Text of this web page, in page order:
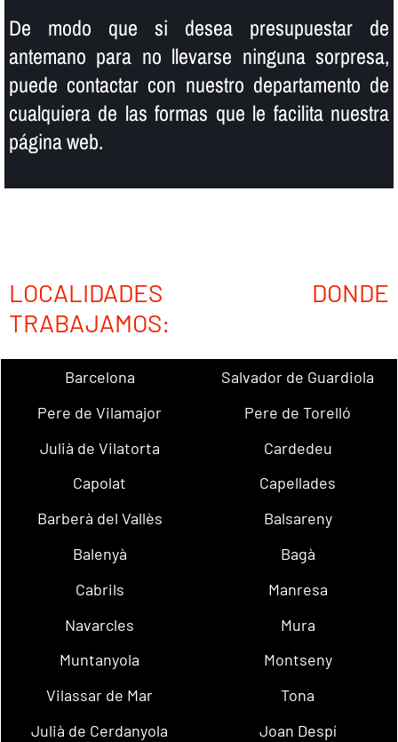
De modo que si desea presupuestar de
antemano para no llevarse ninguna sorpresa,
puede contactar con nuestro departamento de
cualquiera de las formas que le facilita nuestra
página web.
LOCALIDADES DONDE
TRABAJAMOS:
Barcelona
Salvador de Guardiola
Pere de Vilamajor
Pere de Torelló
Julià de Vilatorta
Cardedeu
Capolat
Capellades
Barberà del Vallès
Balsareny
Balenyà
Bagà
Cabrils
Manresa
Navarcles
Mura
Muntanyola
Montseny
Vilassar de Mar
Tona
Julià de Cerdanyola
Joan Despí